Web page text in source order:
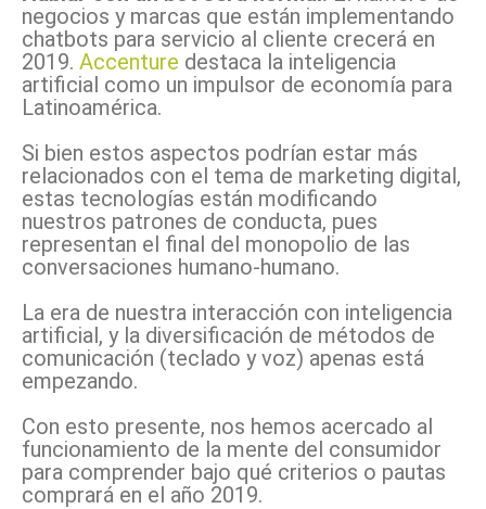
negocios y marcas que están implementando
chatbots para servicio al cliente crecerá en
2019. Accenture destaca la inteligencia
artificial como un impulsor de economía para
Latinoamérica.
Si bien estos aspectos podrían estar más
relacionados con el tema de marketing digital,
estas tecnologías están modificando
nuestros patrones de conducta, pues
representan el final del monopolio de las
conversaciones humano-humano.
La era de nuestra interacción con inteligencia
artificial, y la diversificación de métodos de
comunicación (teclado y voz) apenas está
empezando.
Con esto presente, nos hemos acercado al
funcionamiento de la mente del consumidor
para comprender bajo qué criterios o pautas
comprará en el año 2019.